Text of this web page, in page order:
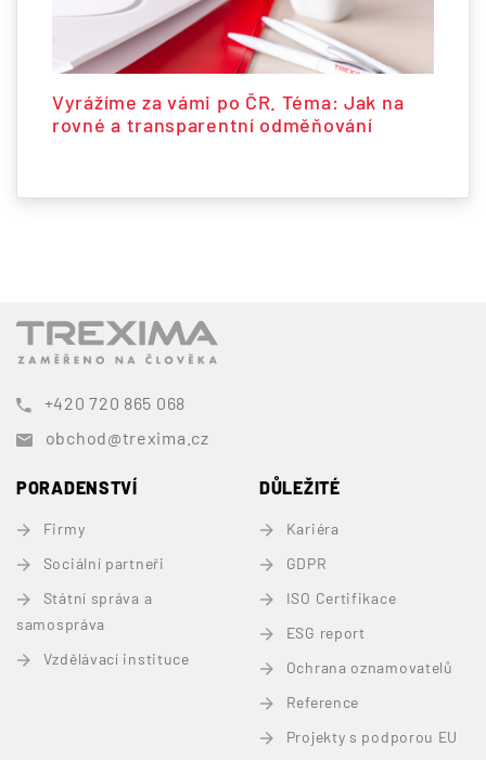
Vyrážíme za vámi po ČR. Téma: Jak na
rovné a transparentní odměňování
+420 720 865 068
obchod@trexima.cz
PORADENSTVÍ
Firmy
Sociální partneři
Státní správa a
samospráva
Vzdělávací instituce
DŮLEŽITÉ
Kariéra
GDPR
ISO Certifikace
ESG report
Ochrana oznamovatelů
Reference
Projekty s podporou EU